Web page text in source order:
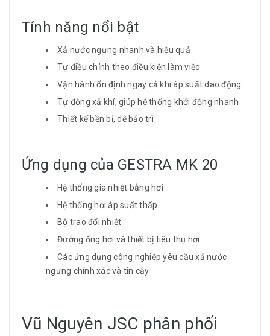
Tính năng nổi bật
Xả nước ngưng nhanh và hiệu quả
Tự điều chỉnh theo điều kiện làm việc
Vận hành ổn định ngay cả khi áp suất dao động
Tự động xả khí, giúp hệ thống khởi động nhanh
Thiết kế bền bỉ, dễ bảo trì
Ứng dụng của GESTRA MK 20
Hệ thống gia nhiệt bằng hơi
Hệ thống hơi áp suất thấp
Bộ trao đổi nhiệt
Đường ống hơi và thiết bị tiêu thụ hơi
Các ứng dụng công nghiệp yêu cầu xả nước
ngưng chính xác và tin cậy
Vũ Nguyên JSC phân phối